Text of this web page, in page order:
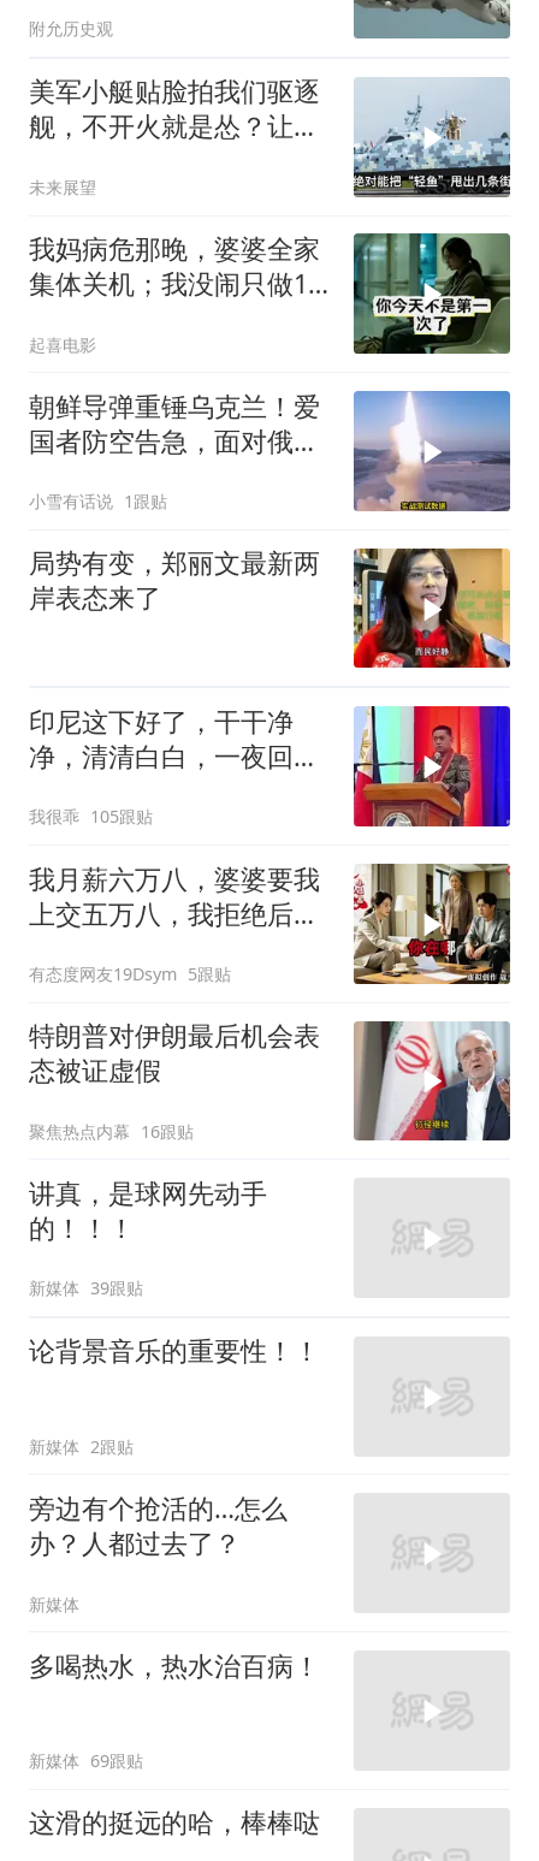
附允历史观
美军小艇贴脸拍我们驱逐
舰，不开火就是怂？让印
未来展望
我妈病危那晚，婆婆全家
集体关机；我没闹只做1
你是不是疯了？
起喜电影
朝鲜导弹重锤乌克兰！爱
国者防空告急，面对俄朝
绝望？
小雪有话说 1跟贴
局势有变，郑丽文最新两
岸表态来了
印尼这下好了，干干净
净，清清白白，一夜回到
我很乖 105跟贴
我月薪六万八，婆婆要我
上交五万八，我拒绝后她
离婚
有态度网友19Dsym 5跟贴
特朗普对伊朗最后机会表
态被证虚假
聚焦热点内幕 16跟贴
讲真，是球网先动手
的！！！
新媒体 39跟贴
论背景音乐的重要性！！
新媒体 2跟贴
旁边有个抢活的…怎么
办？人都过去了？
新媒体
多喝热水，热水治百病！
新媒体 69跟贴
这滑的挺远的哈，棒棒哒